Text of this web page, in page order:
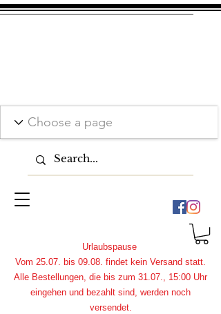
Urlaubspause
Vom 25.07. bis 09.08. findet kein Versand statt.
Alle Bestellungen, die bis zum 31.07., 15:00 Uhr
eingehen und bezahlt sind, werden noch
versendet.